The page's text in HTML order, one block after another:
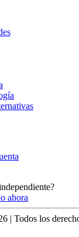
ahora
| Todos los